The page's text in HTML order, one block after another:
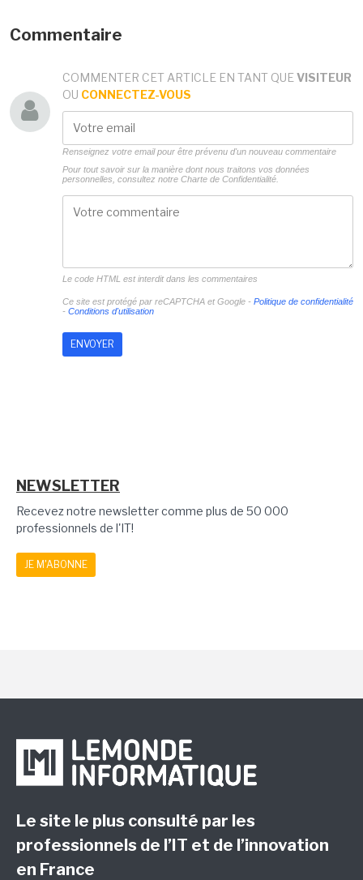
Commentaire
COMMENTER CET ARTICLE EN TANT QUE VISITEUR
OU CONNECTEZ-VOUS
Renseignez votre email pour être prévenu d'un nouveau commentaire
Pour tout savoir sur la manière dont nous traitons vos données
personnelles, consultez notre Charte de Confidentialité.
Le code HTML est interdit dans les commentaires
Ce site est protégé par reCAPTCHA et Google - Politique de confidentialité
- Conditions d'utilisation
NEWSLETTER
Recevez notre newsletter comme plus de 50 000
professionnels de l'IT!
JE M'ABONNE
Le site le plus consulté par les
professionnels de l’IT et de l’innovation
en France